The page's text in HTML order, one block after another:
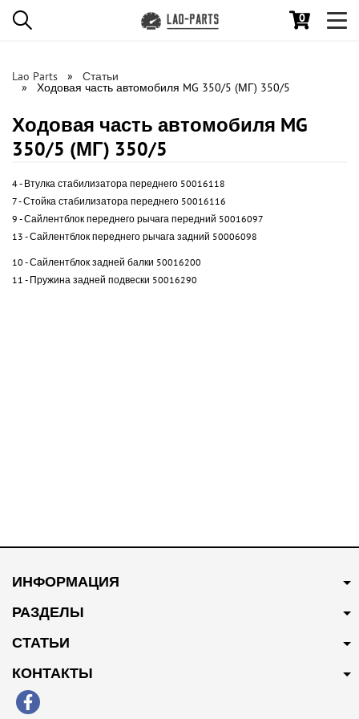
0
Lao Parts Статьи
Ходовая часть автомобиля MG 350/5 (МГ) 350/5
Ходовая часть автомобиля MG
350/5 (МГ) 350/5
4 - Втулка стабилизатора переднего 50016118
7 -Стойка стабилизатора переднего 50016116
9 -Сайлентблок переднего рычага передний 50016097
13 -Сайлентблок переднего рычага задний 50006098
10 -Сайлентблок задней балки 50016200
11 - Пружина задней подвески 50016290
ИНФОРМАЦИЯ
РАЗДЕЛЫ
СТАТЬИ
КОНТАКТЫ